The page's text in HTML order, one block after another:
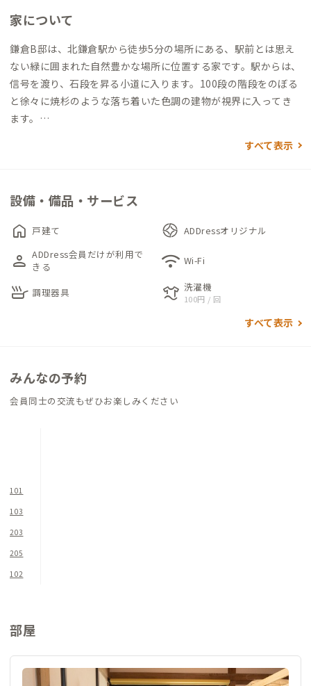
家について
鎌倉B邸は、北鎌倉駅から徒歩5分の場所にある、駅前とは思え
ない緑に囲まれた自然豊かな場所に位置する家です。駅からは、
信号を渡り、石段を昇る小道に入ります。100段の階段をのぼる
と徐々に焼杉のような落ち着いた色調の建物が視界に入ってき
ます。
この家は元々、著名な東洋・考古学者の自宅でした。増改築を
す。
玄関に入ると、まず注目するのは、広々とした吹き抜け空間とス
キップフロア。1階は、多くの人が一緒に過ごせる広々としたリ
ビングとキッチンがあります。特徴的な青緑色のタイルが魅力の
キッチンは、多くの人と料理を楽しむのにぴったりの場所にな
っています。一方、2階には集中力を高める書斎スペースやリラ
ックスできるロッキングチェアが設けられています。
ッチンカウンターにはもともと本棚として使われていた古材を
積極的に使用しています。壁や手すりには本が配置されており、
一度外に出る必要があります。古民家ということもあり、安全上
問題はありませんが、ドアが開閉しにくいなど建具の経年劣化
もございますので、予めご了承ください。
楽しみください。
※利用上の注意
外部照明は日没ごろ点灯し、22時台には消灯します。夜間は暗
すべて表示
設備・備品・サービス
home 戸建て ADDressオリジナル
person ADDress会員だけが利用で
きる
wifi Wi-Fi
skillet 調理器具 laundry 洗濯機
100円 / 回
すべて表示
みんなの予約
会員同士の交流もぜひお楽しみください
101
103
203
205
102
部屋